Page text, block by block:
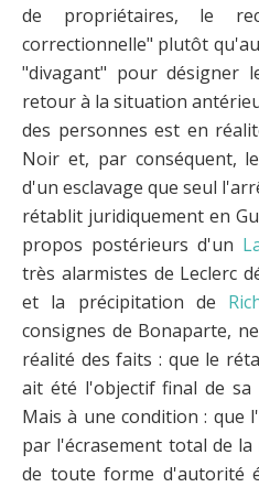
de propriétaires, le
correctionnelle" plutôt
"divagant" pour désigner
retour à la situation
des personnes est en
Noir et, par conséquent, le
d'un esclavage que seul
rétablit juridiquement en
propos postérieurs d'un
très alarmistes de Leclerc
et la précipitation de
consignes de Bonaparte,
réalité des faits : que le
ait été l'objectif final de sa
Mais à une condition : que
par l'écrasement total de
de toute forme d'autorité